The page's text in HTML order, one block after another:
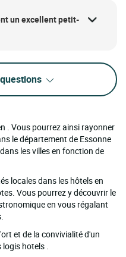
un excellent petit-
. Vous pourrez ainsi rayonner
le département de Essonne
les villes en fonction de
locales dans les hôtels en
Vous pourrez y découvrir le
en vous régalant
et de la convivialité d'un
hotels .